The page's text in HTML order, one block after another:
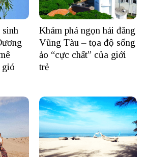
sinh
gió
Khám phá ngọn hải đăng
Vũng Tàu – tọa độ sống
ảo “cực chất” của giới
trẻ